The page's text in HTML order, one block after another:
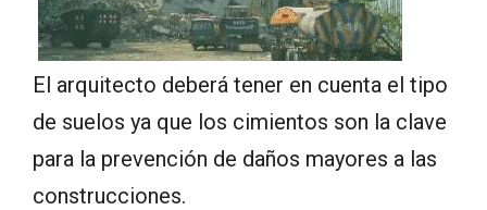
El arquitecto deberá tener en cuenta el tipo
de suelos ya que los cimientos son la clave
para la prevención de daños mayores a las
construcciones.